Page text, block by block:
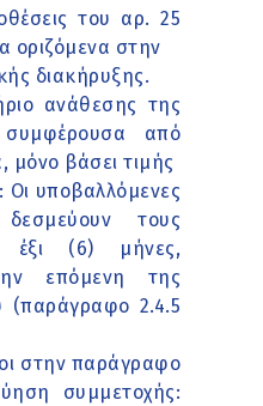
του αρ. 25
οριζόμενα στην
διακήρυξης.
ανάθεσης της
από
βάσει τιμής
υποβαλλόμενες
τους
έξι (6) μήνες,
επόμενη της
(παράγραφο 2.4.5
στην παράγραφο
συμμετοχής: